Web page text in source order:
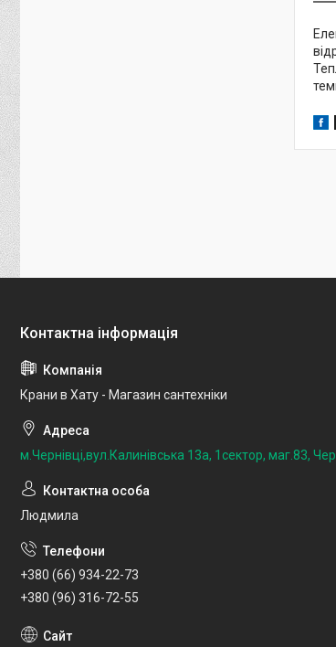
Крани в Хату - Магазин сантехніки
м.Чернівці,вул.Калинівська 13а, 1сектор, маг.83,
Людмила
+380 (66) 934-22-73
+380 (96) 316-72-55